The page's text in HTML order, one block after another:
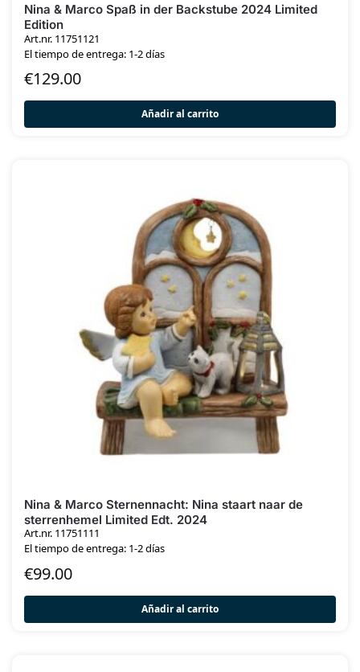
Nina & Marco Spaß in der Backstube 2024 Limited
Edition
Art.nr. 11751121
El tiempo de entrega: 1-2 días
€129.00
Añadir al carrito
Nina & Marco Sternennacht: Nina staart naar de
sterrenhemel Limited Edt. 2024
Art.nr. 11751111
El tiempo de entrega: 1-2 días
€99.00
Añadir al carrito